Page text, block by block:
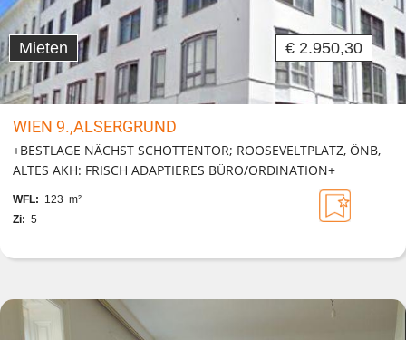
Mieten € 2.950,30
WIEN 9.,ALSERGRUND
+BESTLAGE NÄCHST SCHOTTENTOR; ROOSEVELTPLATZ, ÖNB,
ALTES AKH: FRISCH ADAPTIERES BÜRO/ORDINATION+
WFL: 123 m²
Zi: 5